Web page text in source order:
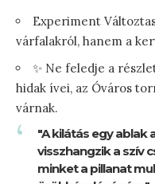
Experiment
várfalakról, hanem a
✨ Ne feledje a
hidak ívei, az Óváros
várnak.
"A kilátás egy ablak
visszhangzik a szív
minket a pillanat